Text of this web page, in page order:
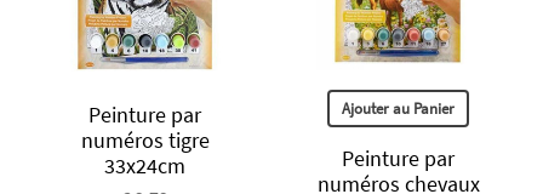
Peinture par
numéros tigre
33x24cm
Ajouter au Panier
Peinture par
numéros chevaux